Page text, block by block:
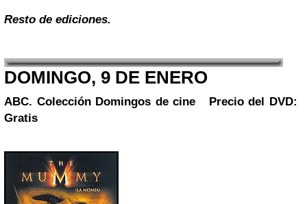
Resto de ediciones.
DOMINGO, 9 DE ENERO
ABC. Colección Domingos de cine Precio del DVD:
Gratis